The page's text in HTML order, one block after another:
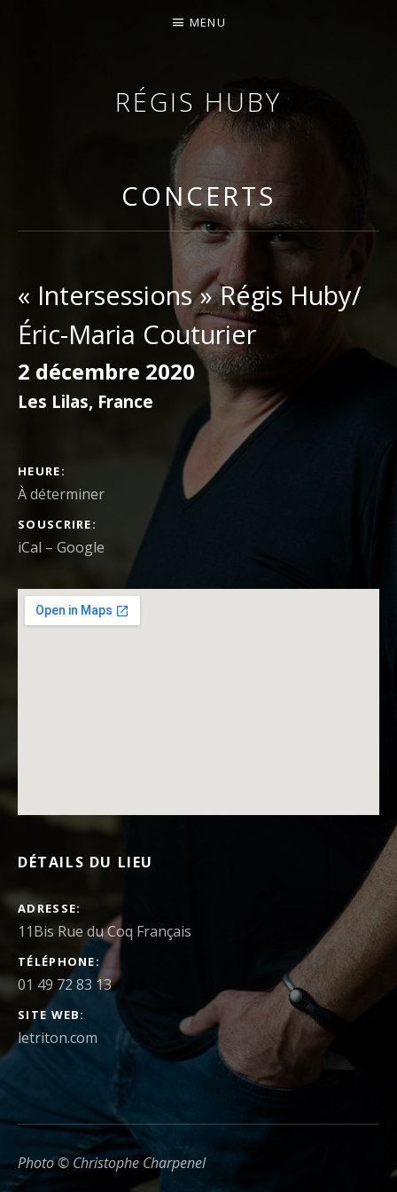
RÉGIS HUBY
VIOLONISTE – IMPROVISATEUR – COMPOSITEUR
MENU
CONCERTS
« Intersessions » Régis Huby/
Éric-Maria Couturier
2 décembre 2020
Les Lilas, France
DÉTAILS DU CONCERT
HEURE
À déterminer
SOUSCRIRE
iCal Google
DÉTAILS DU LIEU
ADRESSE
TÉLÉPHONE
01 49 72 83 13
SITE WEB
letriton.com
Photo © Christophe Charpenel